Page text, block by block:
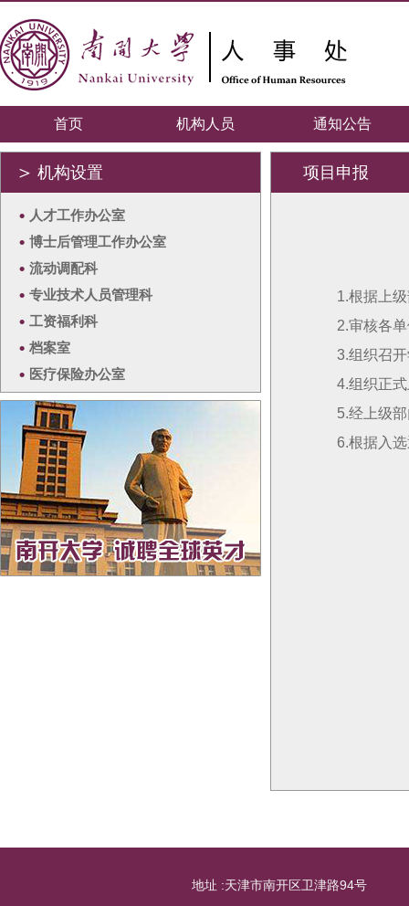
首页 机构人员 通知公告
＞ 机构设置
• 人才工作办公室
• 博士后管理工作办公室
• 流动调配科
• 专业技术人员管理科
• 工资福利科
• 档案室
• 医疗保险办公室
项目申报
1.根据上
2.审核各
3.组织召
4.组织正
5.经上级
6.根据入
地址 :天津市南开区卫津路94号